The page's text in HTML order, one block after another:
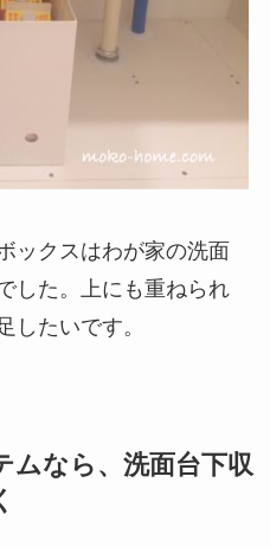
ックスはわが家の洗面
した。上にも重ねられ
したいです。
ムなら、洗面台下収